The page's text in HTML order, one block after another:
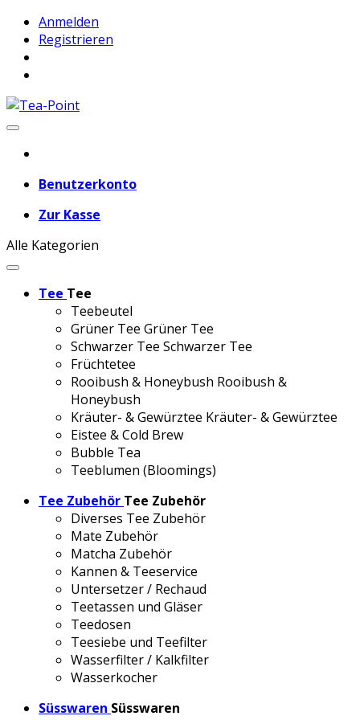
Anmelden
Registrieren
Benutzerkonto
Zur Kasse
Alle Kategorien
Tee Tee
Teebeutel
Grüner Tee Grüner Tee
Schwarzer Tee Schwarzer Tee
Früchtetee
Rooibush & Honeybush Rooibush &
Honeybush
Kräuter- & Gewürztee Kräuter- & Gewürztee
Eistee & Cold Brew
Bubble Tea
Teeblumen (Bloomings)
Tee Zubehör Tee Zubehör
Diverses Tee Zubehör
Mate Zubehör
Matcha Zubehör
Kannen & Teeservice
Untersetzer / Rechaud
Teetassen und Gläser
Teedosen
Teesiebe und Teefilter
Wasserfilter / Kalkfilter
Wasserkocher
Süsswaren Süsswaren